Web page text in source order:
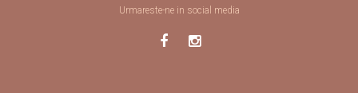
Urmareste-ne in social media